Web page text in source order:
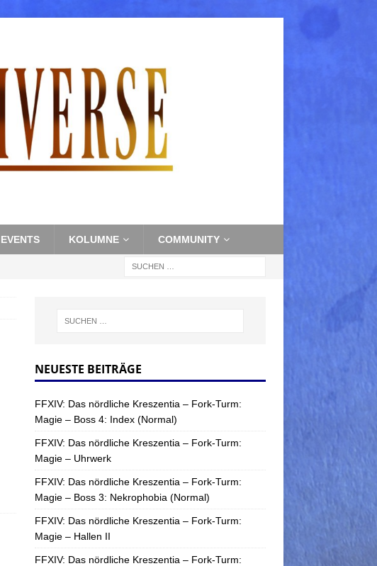
EVENTS KOLUMNE COMMUNITY
NEUESTE BEITRÄGE
FFXIV: Das nördliche Kreszentia – Fork-Turm:
Magie – Boss 4: Index (Normal)
FFXIV: Das nördliche Kreszentia – Fork-Turm:
Magie – Uhrwerk
FFXIV: Das nördliche Kreszentia – Fork-Turm:
Magie – Boss 3: Nekrophobia (Normal)
FFXIV: Das nördliche Kreszentia – Fork-Turm:
Magie – Hallen II
FFXIV: Das nördliche Kreszentia – Fork-Turm: